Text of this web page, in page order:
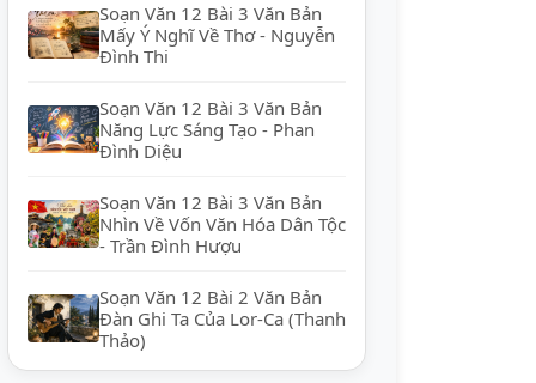
Soạn Văn 12 Bài 3 Văn Bản
Mấy Ý Nghĩ Về Thơ - Nguyễn
Đình Thi
Soạn Văn 12 Bài 3 Văn Bản
Năng Lực Sáng Tạo - Phan
Đình Diệu
Soạn Văn 12 Bài 3 Văn Bản
Nhìn Về Vốn Văn Hóa Dân Tộc
- Trần Đình Hượu
Soạn Văn 12 Bài 2 Văn Bản
Đàn Ghi Ta Của Lor-Ca (Thanh
Thảo)